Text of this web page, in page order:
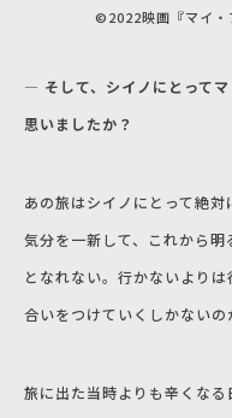
©2022映画『マイ・
― そして、シイノにとって
思いましたか？
あの旅はシイノにとって絶
気分を一新して、これから
となれない。行かないより
合いをつけていくしかないの
旅に出た当時よりも辛くな